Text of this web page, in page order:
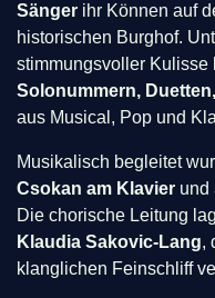
Sänger ihr Können auf
historischen Burghof.
stimmungsvoller Kulisse
Solonummern,
aus Musical, Pop und
Musikalisch begleitet
Csokan am Klavier und
Die chorische Leitung
Klaudia Sakovic-Lang,
klanglichen Feinschliff